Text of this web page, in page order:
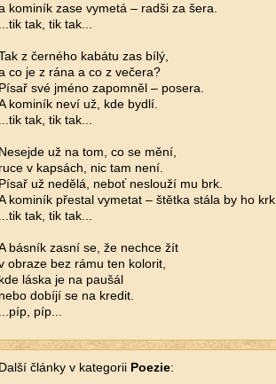
kominík zase vymetá – radši za šera.
tak, tik tak...
z černého kabátu zas bílý,
co je z rána a co z večera?
své jméno zapomněl – posera.
kominík neví už, kde bydlí.
tak, tik tak...
už na tom, co se mění,
v kapsách, nic tam není.
už nedělá, neboť neslouží mu brk.
kominík přestal vymetat – štětka stála by ho krk.
tak, tik tak...
básník zasní se, že nechce žít
obraze bez rámu ten kolorit,
láska je na paušál
dobíjí se na kredit.
píp...
články v kategorii Poezie: